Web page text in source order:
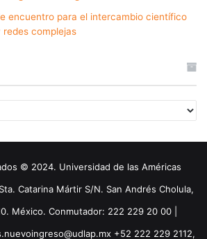
encuentro para el intercambio científico
complejas
© 2024. Universidad de las Américas
Catarina Mártir S/N. San Andrés Cholula,
México. Conmutador: 222 229 20 00 |
+52 222 229 2112,